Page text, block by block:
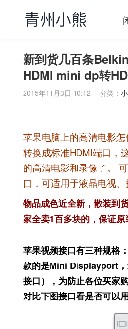
新到货几百条
HDMI mini dp转
2015年11月3日 10:12 分类：
苹果电脑上的高清电影怎
转换成标准HDMI端口，
的高清电影和录像了。
口，可适用于液晶电视、
物品成色近全新，散装到
家全卖1百多块的，保证原
苹果视频接口有三种规格
款的是Mini Displayport
接口），为防止各位买家
对比下图接口看是否可以用